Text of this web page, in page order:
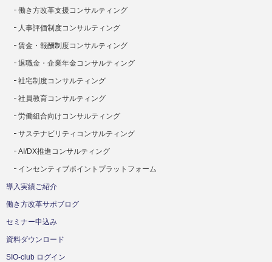
働き方改革支援コンサルティング
人事評価制度コンサルティング
賃金・報酬制度コンサルティング
退職金・企業年金コンサルティング
社宅制度コンサルティング
社員教育コンサルティング
労働組合向けコンサルティング
サステナビリティコンサルティング
AI/DX推進コンサルティング
インセンティブポイントプラットフォーム
導入実績ご紹介
働き方改革サポブログ
セミナー申込み
資料ダウンロード
SIO-club ログイン